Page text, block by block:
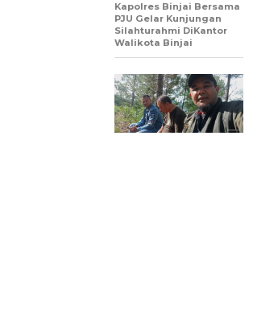
Kapolres Binjai Bersama
PJU Gelar Kunjungan
Silahturahmi DiKantor
Walikota Binjai